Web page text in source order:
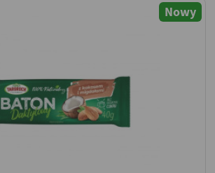
Nowy